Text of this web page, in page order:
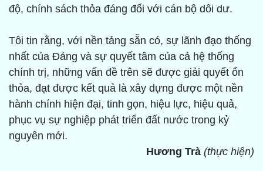
độ, chính sách thỏa đáng đối với cán bộ dôi dư.
Tôi tin rằng, với nền tảng sẵn có, sự lãnh đạo thống
nhất của Đảng và sự quyết tâm của cả hệ thống
chính trị, những vấn đề trên sẽ được giải quyết ổn
thỏa, đạt được kết quả là xây dựng được một nền
hành chính hiện đại, tinh gọn, hiệu lực, hiệu quả,
phục vụ sự nghiệp phát triển đất nước trong kỷ
nguyên mới.
Hương Trà (thực hiện)